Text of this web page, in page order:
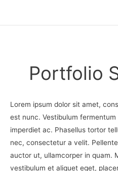
Portfolio
Lorem ipsum dolor sit amet,
est nunc. Vestibulum
imperdiet ac. Phasellus tortor
nec, consectetur a velit.
auctor ut, ullamcorper in quam.
vestibulum et aliquet eget,